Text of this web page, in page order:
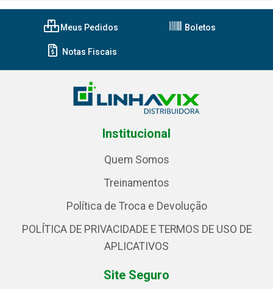
Meus Pedidos Boletos
Notas Fiscais
Institucional
Quem Somos
Treinamentos
Política de Troca e Devolução
POLÍTICA DE PRIVACIDADE E TERMOS DE USO DE
APLICATIVOS
Site Seguro